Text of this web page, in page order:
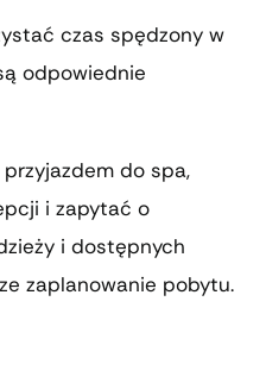
czas spędzony w
odpowiednie
do spa,
i zapytać o
i dostępnych
zaplanowanie pobytu.